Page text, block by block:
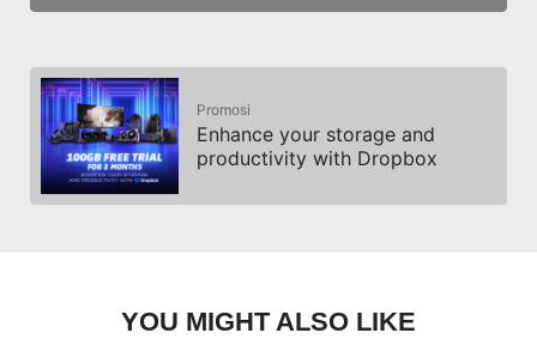
Promosi
Enhance your storage and
productivity with Dropbox
YOU MIGHT ALSO LIKE